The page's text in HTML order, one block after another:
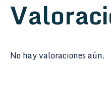
No hay valoraciones aún.